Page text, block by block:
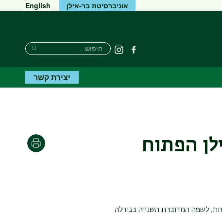
אוניברסיטת בר-אילן English
פייסבוקInstagram
חיפוש
חיפוש
חיפוש
יצירת קשר
הפתוח
הדפסה
לשפה המדוברת השנייה בגודלה